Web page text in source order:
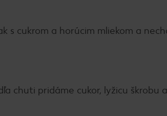
s cukrom a horúcim mliekom a
chuti pridáme cukor, lyžicu škrobu